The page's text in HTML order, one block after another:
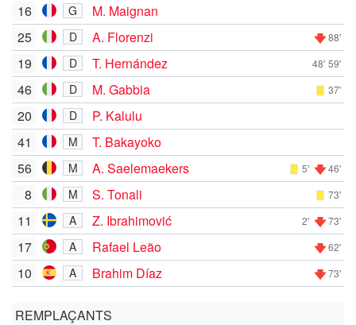
16 G
M. Maignan
25
D A. Florenzi 88'
19 D T. Hernández 48' 59'
46 D M. Gabbia 37'
20 D
P. Kalulu
41
M
T. Bakayoko
56
M A. Saelemaekers 5' 46'
8 M S. Tonali 73'
11 A Z. Ibrahimović 2' 73'
17 A Rafael Leão 62'
10 A Brahim Díaz 73'
REMPLAÇANTS